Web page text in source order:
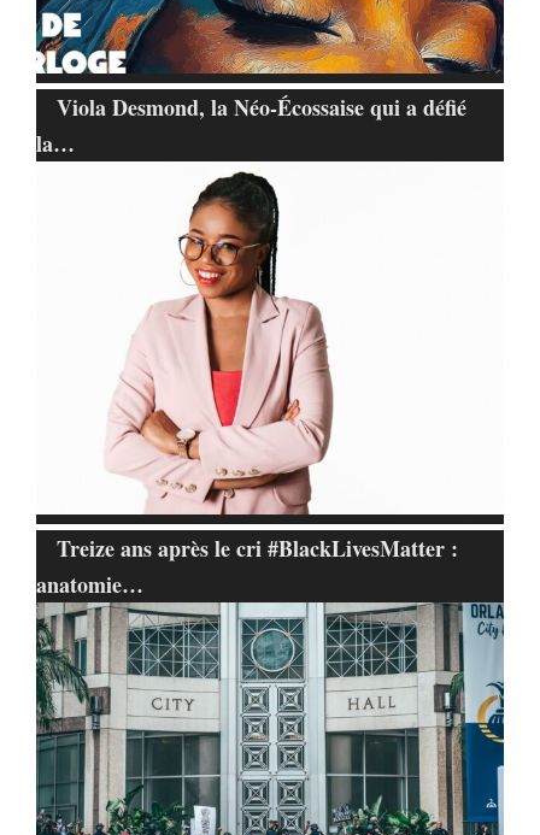
Viola Desmond, la Néo-Écossaise qui a défié
la…
Treize ans après le cri #BlackLivesMatter :
anatomie…